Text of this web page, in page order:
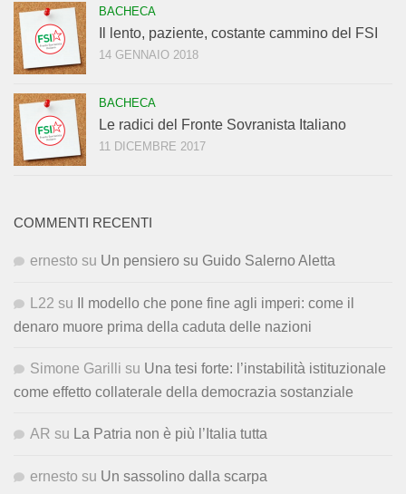
BACHECA
Il lento, paziente, costante cammino del FSI
14 GENNAIO 2018
BACHECA
Le radici del Fronte Sovranista Italiano
11 DICEMBRE 2017
COMMENTI RECENTI
ernesto su Un pensiero su Guido Salerno Aletta
L22 su
Il modello che pone fine agli imperi: come il
denaro muore prima della caduta delle nazioni
Simone Garilli su Una tesi forte: l’instabilità istituzionale
come effetto collaterale della democrazia sostanziale
AR su La Patria non è più l’Italia tutta
ernesto su Un sassolino dalla scarpa